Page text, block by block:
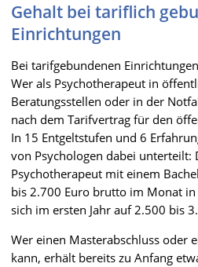
Gehalt bei tariflich
Einrichtungen
Bei tarifgebundenen
Wer als Psychotherapeut in
Beratungsstellen oder in der
nach dem Tarifvertrag für den
In 15 Entgeltstufen und 6
von Psychologen dabei unterteilt:
Psychotherapeut mit einem
bis 2.700 Euro brutto im Monat
sich im ersten Jahr auf 2.500 bis
Wer einen Masterabschluss oder
kann, erhält bereits zu Anfang